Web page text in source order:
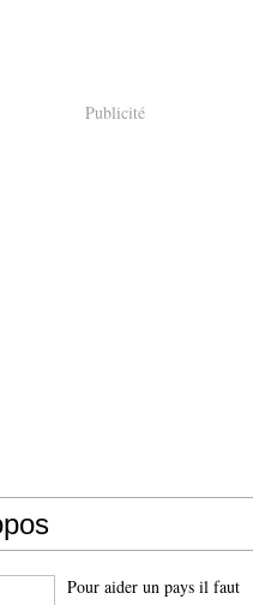
Publicité
Pour aider un pays il faut